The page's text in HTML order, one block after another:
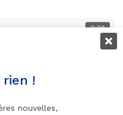
0:29
!
nouvelles,